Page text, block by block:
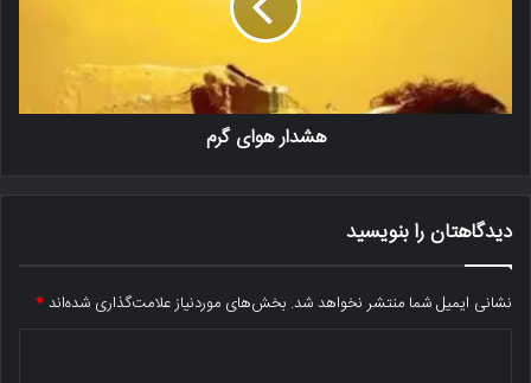
هشدار هوای گرم
دیدگاهتان را بنویسید
نشانی ایمیل شما منتشر نخواهد شد. بخش‌های موردنیاز علامت‌گذاری شده‌اند*